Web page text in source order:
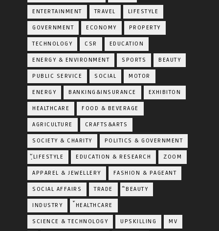
ENTERTAINMENT TRAVEL LIFESTYLE
GOVERNMENT ECONOMY PROPERTY
TECHNOLOGY CSR EDUCATION
ENERGY & ENVIRONMENT SPORTS BEAUTY
PUBLIC SERVICE SOCIAL MOTOR
ENERGY BANKING&INSURANCE EXHIBITON
HEALTHCARE FOOD & BEVERAGE
AGRICULTURE CRAFTS&ARTS
SOCIETY & CHARITY POLITICS & GOVERNMENT
ฺัLIFESTYLE EDUCATION & RESEARCH ZOOM
APPAREL & JEWELLERY FASHION & PAGEANT
SOCIAL AFFAIRS TRADE ิBEAUTY
INDUSTRY ้HEALTHCARE
SCIENCE & TECHNOLOGY UPSKILLING MV